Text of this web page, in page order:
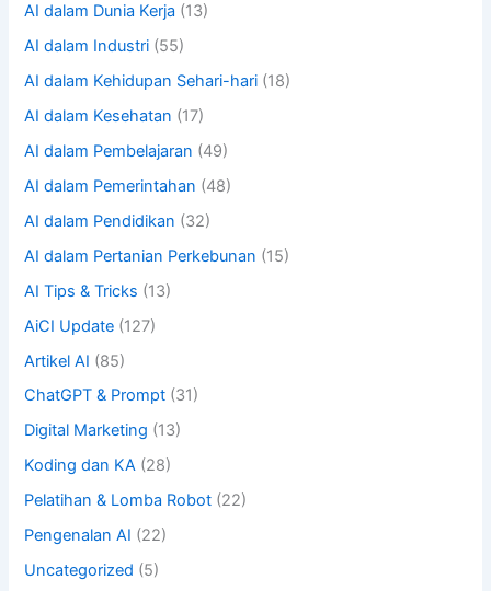
AI dalam Dunia Kerja (13)
AI dalam Industri (55)
AI dalam Kehidupan Sehari-hari (18)
AI dalam Kesehatan (17)
AI dalam Pembelajaran (49)
AI dalam Pemerintahan (48)
AI dalam Pendidikan (32)
AI dalam Pertanian Perkebunan (15)
AI Tips & Tricks (13)
AiCI Update (127)
Artikel AI (85)
ChatGPT & Prompt (31)
Digital Marketing (13)
Koding dan KA (28)
Pelatihan & Lomba Robot (22)
Pengenalan AI (22)
Uncategorized (5)